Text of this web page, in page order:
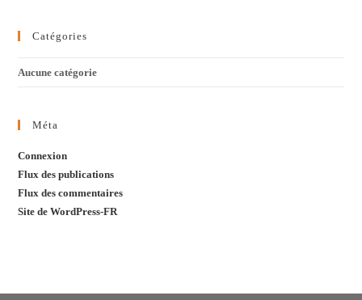
Catégories
Aucune catégorie
Méta
Connexion
Flux des publications
Flux des commentaires
Site de WordPress-FR